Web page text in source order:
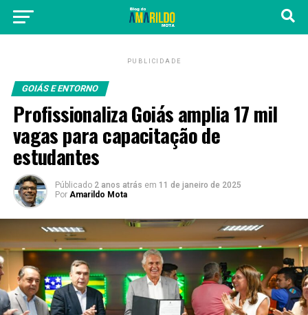
PUBLICIDADE
GOIÁS E ENTORNO
Profissionaliza Goiás amplia 17 mil
vagas para capacitação de
estudantes
Públicado 2 anos atrás em 11 de janeiro de 2025
Por Amarildo Mota